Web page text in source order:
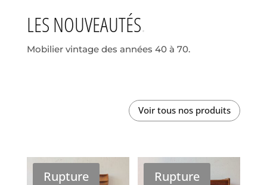
LES NOUVEAUTÉS
Mobilier vintage des années 40 à 70.
Voir tous nos produits
Rupture Rupture